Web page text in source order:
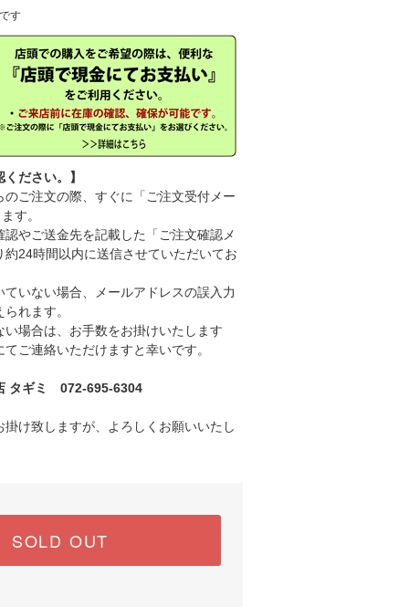
す
ださい。】
ご注文の際、すぐに「ご注文受付メー
す。
やご送金先を記載した「ご注文確認メ
約24時間以内に送信させていただいてお
いない場合、メールアドレスの誤入力
れます。
場合は、お手数をお掛けいたします
ご連絡いただけますと幸いです。
タギミ 072-695-6304
掛け致しますが、よろしくお願いいたし
SOLD OUT